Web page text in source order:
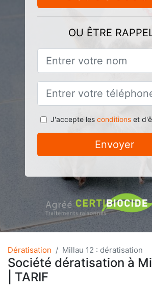
OU ÊTRE
J'accepte les conditionset
Envoyer
Dératisation Millau 12 : dératisation
Société dératisation à
| TARIF